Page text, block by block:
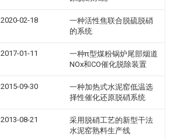
2020-02-18
一种活性焦联合脱硫脱硝
的系统
2017-01-11
一种π型煤粉锅炉尾部烟道
NOx和CO催化脱除装置
2015-09-30
一种加热式水泥窑低温选
择性催化还原脱硝系统
2013-08-21
采用脱硝工艺的新型干法
水泥窑熟料生产线